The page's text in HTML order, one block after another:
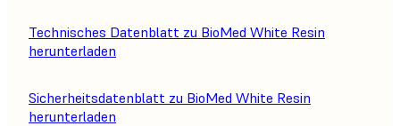
Technisches Datenblatt zu BioMed White Resin
herunterladen
Sicherheitsdatenblatt zu BioMed White Resin
herunterladen